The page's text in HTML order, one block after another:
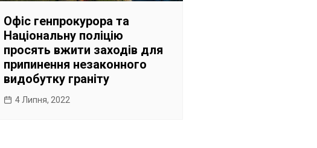
Офіс генпрокурора та
Національну поліцію
просять вжити заходів для
припинення незаконного
видобутку граніту
4 Липня, 2022